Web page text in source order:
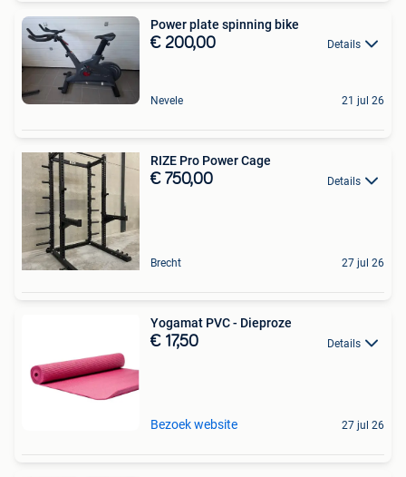
Power plate spinning bike
€ 200,00 Details
Nevele 21 jul 26
RIZE Pro Power Cage
€ 750,00 Details
Brecht 27 jul 26
Yogamat PVC - Dieproze
€ 17,50 Details
Bezoek website 27 jul 26